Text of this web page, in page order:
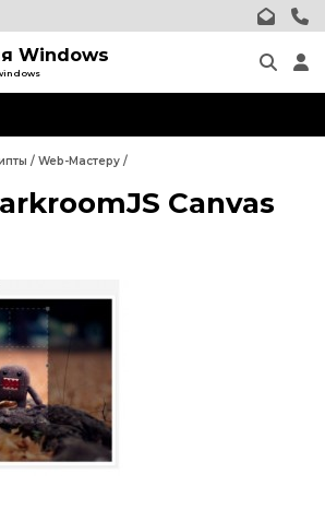
Windows
/ Web-Мастеру /
Canvas
Wordpress
Web-Мастеру
Другие шаблоны